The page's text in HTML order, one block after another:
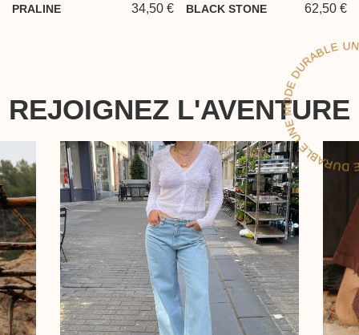
PRALINE 34,50 € BLACK STONE 62,50 €
LE
REJOIGNEZ L'AVENTURE